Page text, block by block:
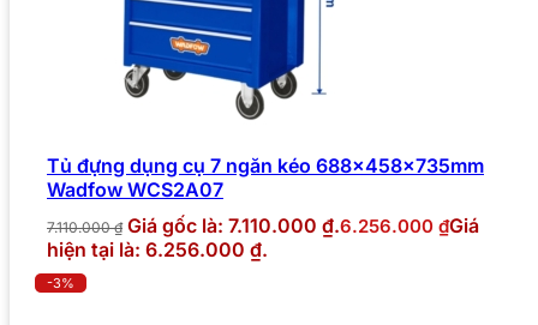
Tủ đựng dụng cụ 7 ngăn kéo 688x458x735mm
Wadfow WCS2A07
7.110.000₫ Giá gốc là: 7.110.000 ₫.6.256.000 ₫Giá
hiện tại là: 6.256.000 ₫.
-3%